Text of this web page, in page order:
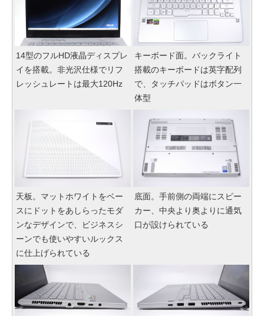
14型のフルHD液晶ディスプレ
イを搭載。非光沢仕様でリフ
レッシュレートは最大120Hz
キーボード面。バックライト
搭載のキーボードは英字配列
で、タッチパッドはボタン一
体型
天板。マットホワイトをベー
スにドットをあしらったモダ
ンなデザインで、ビジネスシ
ーンでも使いやすいルックス
に仕上げられている
底面。手前側の両端にスピー
カー、中央より奥よりに通気
口が設けられている